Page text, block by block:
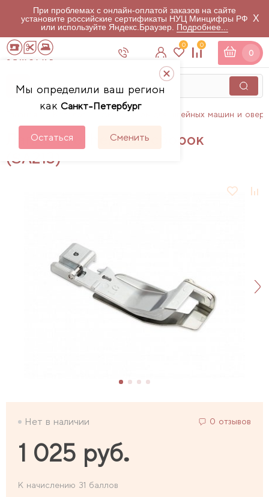
При проблемах с онлайн-оплатой заказов на сайте
установите российские сертификаты НУЦ Минцифры РФ
или используйте Яндекс.Браузер. Подробнее...
X
Мы определили ваш регион
как Санкт-Петербург
Остаться Сменить
0 0
0
Аксессуары для швейных машин и
Лапка Brother для сборок
(SA213)
Нет в наличии 0 отзывов
1 025 руб.
К начислению 31 баллов